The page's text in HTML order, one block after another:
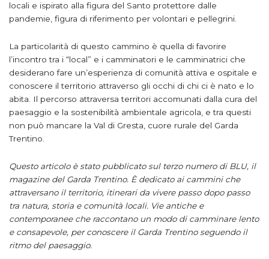
locali e ispirato alla figura del Santo protettore dalle
pandemie, figura di riferimento per volontari e pellegrini.
La particolarità di questo cammino è quella di favorire
l’incontro tra i “local” e i camminatori e le camminatrici che
desiderano fare un’esperienza di comunità attiva e ospitale e
conoscere il territorio attraverso gli occhi di chi ci è nato e lo
abita. Il percorso attraversa territori accomunati dalla cura del
paesaggio e la sostenibilità ambientale agricola, e tra questi
non può mancare la Val di Gresta, cuore rurale del Garda
Trentino.
Questo articolo è stato pubblicato sul terzo numero di BLU, il
magazine del Garda Trentino. È dedicato ai cammini che
attraversano il territorio, itinerari da vivere passo dopo passo
tra natura, storia e comunità locali. Vie antiche e
contemporanee che raccontano un modo di camminare lento
e consapevole, per conoscere il Garda Trentino seguendo il
ritmo del paesaggio.